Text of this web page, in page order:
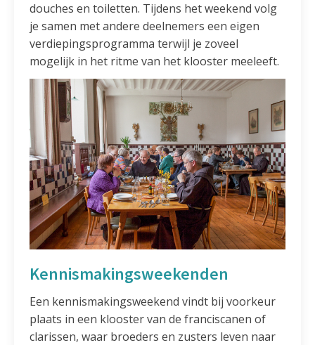
douches en toiletten. Tijdens het weekend volg
je samen met andere deelnemers een eigen
verdiepingsprogramma terwijl je zoveel
mogelijk in het ritme van het klooster meeleeft.
Kennismakingsweekenden
Een kennismakingsweekend vindt bij voorkeur
plaats in een klooster van de franciscanen of
clarissen, waar broeders en zusters leven naar